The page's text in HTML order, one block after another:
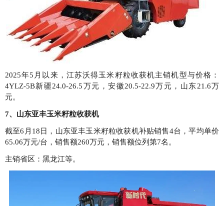
2025年5月以来，江苏沃得玉米籽粒收获机主销机型与价格：
4YLZ-5B新疆24.0-26.5万元，安徽20.5-22.9万元，山东21.6万
元。
7、山东亚丰玉米籽粒收获机
截至6月18日，山东亚丰玉米籽粒收获机补贴销售4台，平均单价
65.06万元/台，销售额260万元，销售额位列第7名。
主销省区：黑龙江等。